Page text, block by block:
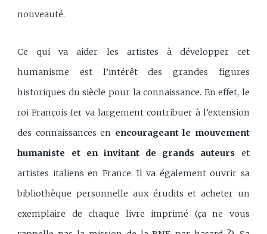
nouveauté.
Ce qui va aider les artistes à développer cet
humanisme est l’intérêt des grandes figures
historiques du siècle pour la connaissance. En effet, le
roi François Ier va largement contribuer à l’extension
des connaissances en encourageant le mouvement
humaniste et en invitant de grands auteurs et
artistes italiens en France. Il va également ouvrir sa
bibliothèque personnelle aux érudits et acheter un
exemplaire de chaque livre imprimé (ça ne vous